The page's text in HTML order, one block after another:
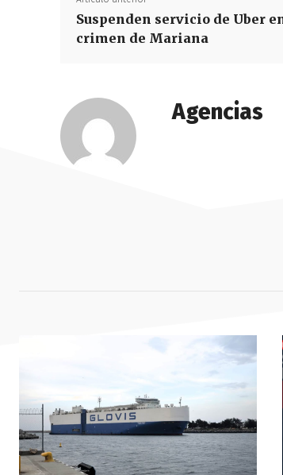
Suspenden servicio de Uber
crimen de Mariana
Agencias